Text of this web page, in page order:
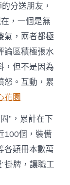
分送朋友，
，一個是無
氣，兩者都極
論區積極張水
，但不是因為
怒。互動，累
花園
”，累計在下
100個，裝備
各類冊本數萬
掛牌，讓職工